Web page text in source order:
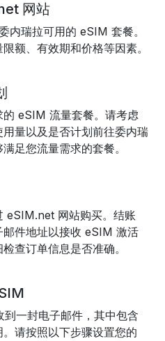
网站
内瑞拉可用的 eSIM 套餐。
额、有效期和价格等因素。
eSIM 流量套餐。请考虑
量以及是否计划前往委内瑞
足您流量需求的套餐。
eSIM.net 网站购买。结账
件地址以接收 eSIM 激活
查订单信息是否准确。
一封电子邮件，其中包含
请按照以下步骤设置您的